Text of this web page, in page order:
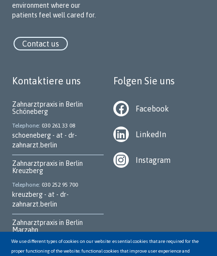
environment where our
patients feel well cared for.
Contact us
Kontaktiere uns
Zahnarztpraxis in Berlin
Schöneberg
Telephone 030 261 33 08
schoeneberg - at - dr-
zahnarzt.berlin
Zahnarztpraxis in Berlin
Kreuzberg
Telephone 030 252 95 700
kreuzberg - at - dr-
zahnarzt.berlin
Zahnarztpraxis in Berlin
Marzahn
Telephone 030 931 70 62
marzahn - at - dr-
Folgen Sie uns
Facebook
LinkedIn
Instagram
We use different types of cookies on our website: essential cookies that are required for the
proper functioning of the website; functional cookies that improve user experience and